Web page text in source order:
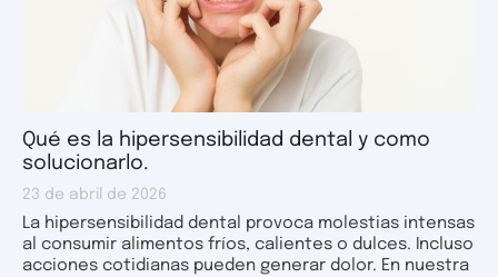
Qué es la hipersensibilidad dental y como
solucionarlo.
23 de abril de 2026
La hipersensibilidad dental provoca molestias intensas
al consumir alimentos fríos, calientes o dulces. Incluso
acciones cotidianas pueden generar dolor. En nuestra